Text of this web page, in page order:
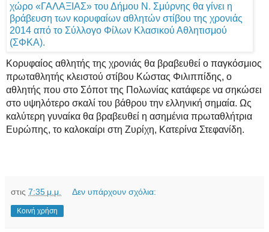
χώρο «ΓΑΛΑΞΙΑΣ» του Δήμου Ν. Σμύρνης θα γίνει η
βράβευση των κορυφαίων αθλητών στίβου της χρονιάς
2014 από το Σύλλογο Φίλων Κλασικού Αθλητισμού
(ΣΦΚΑ).
Κορυφαίος αθλητής της χρονιάς θα βραβευθεί ο παγκόσμιος
πρωταθλητής κλειστού στίβου Κώστας Φιλιππίδης, ο
αθλητής που στο Σόποτ της Πολωνίας κατάφερε να σηκώσει
στο υψηλότερο σκαλί του βάθρου την ελληνική σημαία. Ως
καλύτερη γυναίκα θα βραβευθεί η ασημένια πρωταθλήτρια
Ευρώπης, το καλοκαίρι στη Ζυρίχη, Κατερίνα Στεφανίδη.
στις 7:35 μ.μ. Δεν υπάρχουν σχόλια:
Κοινή χρήση